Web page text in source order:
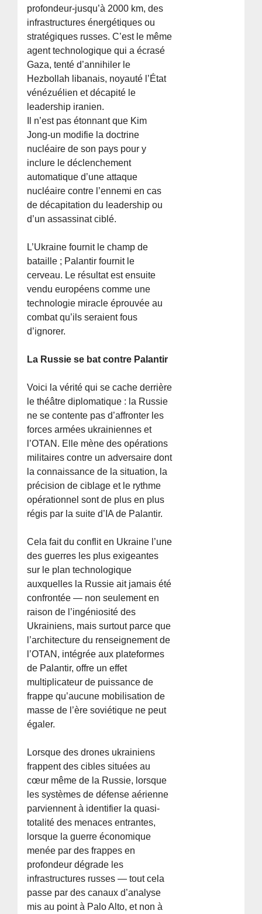
profondeur-jusqu’à 2000 km, des
infrastructures énergétiques ou
stratégiques russes. C’est le même
agent technologique qui a écrasé
Gaza, tenté d’annihiler le
Hezbollah libanais, noyauté l’État
vénézuélien et décapité le
leadership iranien.
Il n’est pas étonnant que Kim
Jong-un modifie la doctrine
nucléaire de son pays pour y
inclure le déclenchement
automatique d’une attaque
nucléaire contre l’ennemi en cas
de décapitation du leadership ou
d’un assassinat ciblé.
L’Ukraine fournit le champ de
bataille ; Palantir fournit le
cerveau. Le résultat est ensuite
vendu européens comme une
technologie miracle éprouvée au
combat qu’ils seraient fous
d’ignorer.
La Russie se bat contre Palantir
Voici la vérité qui se cache derrière
le théâtre diplomatique : la Russie
ne se contente pas d’affronter les
forces armées ukrainiennes et
l’OTAN. Elle mène des opérations
militaires contre un adversaire dont
la connaissance de la situation, la
précision de ciblage et le rythme
opérationnel sont de plus en plus
régis par la suite d’IA de Palantir.
Cela fait du conflit en Ukraine l’une
des guerres les plus exigeantes
sur le plan technologique
auxquelles la Russie ait jamais été
confrontée — non seulement en
raison de l’ingéniosité des
Ukrainiens, mais surtout parce que
l’architecture du renseignement de
l’OTAN, intégrée aux plateformes
de Palantir, offre un effet
multiplicateur de puissance de
frappe qu’aucune mobilisation de
masse de l’ère soviétique ne peut
égaler.
Lorsque des drones ukrainiens
frappent des cibles situées au
cœur même de la Russie, lorsque
les systèmes de défense aérienne
parviennent à identifier la quasi-
totalité des menaces entrantes,
lorsque la guerre économique
menée par des frappes en
profondeur dégrade les
infrastructures russes — tout cela
passe par des canaux d’analyse
mis au point à Palo Alto, et non à